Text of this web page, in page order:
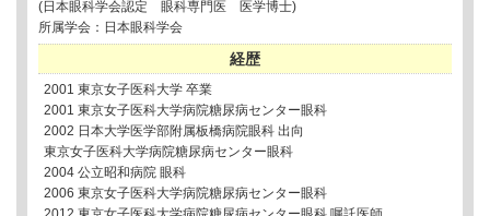
(日本眼科学会認定 眼科専門医 医学博士)
所属学会：日本眼科学会
経歴
2001 東京女子医科大学 卒業
2001 東京女子医科大学病院糖尿病センター眼科
2002 日本大学医学部附属板橋病院眼科 出向
東京女子医科大学病院糖尿病センター眼科
2004 公立昭和病院 眼科
2006 東京女子医科大学病院糖尿病センター眼科